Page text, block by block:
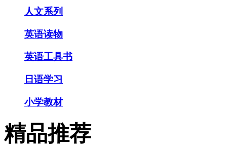
人文系列
英语读物
英语工具书
日语学习
小学教材
精品推荐